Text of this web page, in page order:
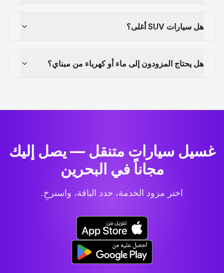
هل سيارات SUV أغلى؟
هل يحتاج المزودون إلى ماء أو كهرباء من مبناي؟
غسيل سيارات متنقل — يصل إليك
مجاناً في البحرين
اختر مزود الخدمة، حدد الباقة، واسترخِ.